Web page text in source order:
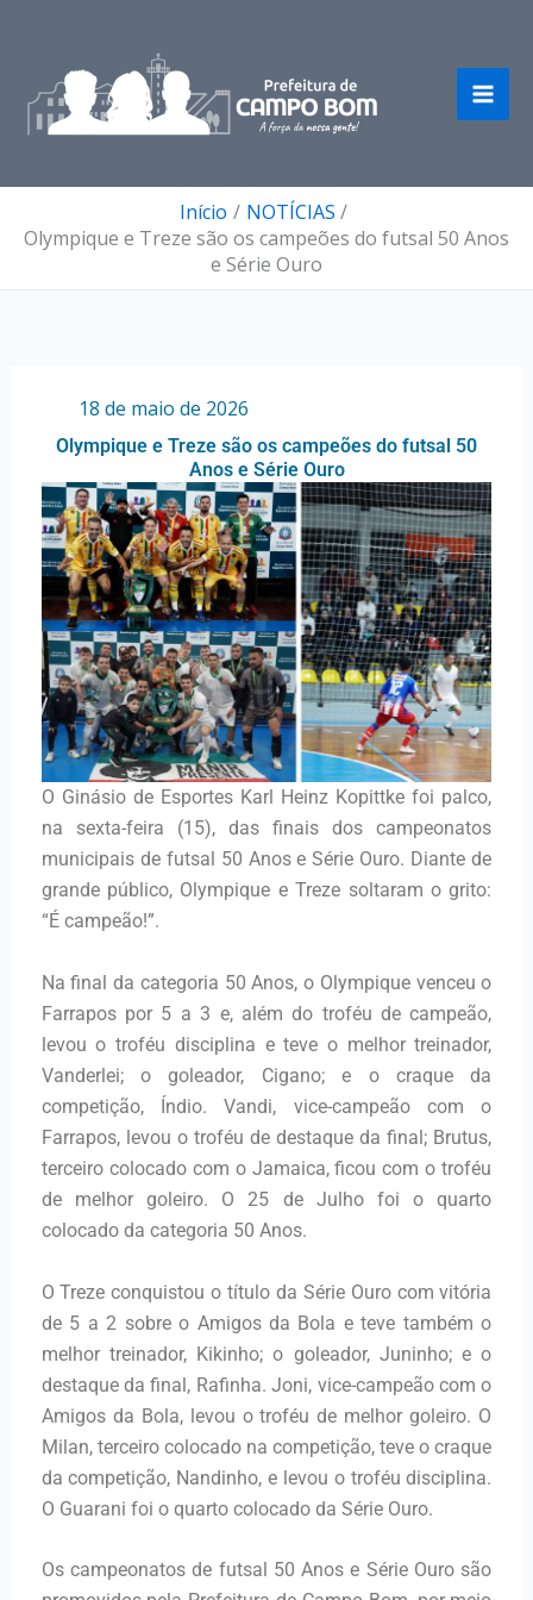
conteúdo
Início
NOTÍCIAS
Olympique e Treze são os campeões do futsal 50 Anos
e Série Ouro
18 de maio de 2026
Olympique e Treze são os campeões do futsal 50
Anos e Série Ouro
O Ginásio de Esportes Karl Heinz Kopittke foi palco,
na sexta-feira (15), das finais dos campeonatos
municipais de futsal 50 Anos e Série Ouro. Diante de
grande público, Olympique e Treze soltaram o grito:
“É campeão!”.
Na final da categoria 50 Anos, o Olympique venceu o
Farrapos por 5 a 3 e, além do troféu de campeão,
levou o troféu disciplina e teve o melhor treinador,
Vanderlei; o goleador, Cigano; e o craque da
competição, Índio. Vandi, vice-campeão com o
Farrapos, levou o troféu de destaque da final; Brutus,
terceiro colocado com o Jamaica, ficou com o troféu
de melhor goleiro. O 25 de Julho foi o quarto
colocado da categoria 50 Anos.
O Treze conquistou o título da Série Ouro com vitória
de 5 a 2 sobre o Amigos da Bola e teve também o
melhor treinador, Kikinho; o goleador, Juninho; e o
destaque da final, Rafinha. Joni, vice-campeão com o
Amigos da Bola, levou o troféu de melhor goleiro. O
Milan, terceiro colocado na competição, teve o craque
da competição, Nandinho, e levou o troféu disciplina.
O Guarani foi o quarto colocado da Série Ouro.
Os campeonatos de futsal 50 Anos e Série Ouro são